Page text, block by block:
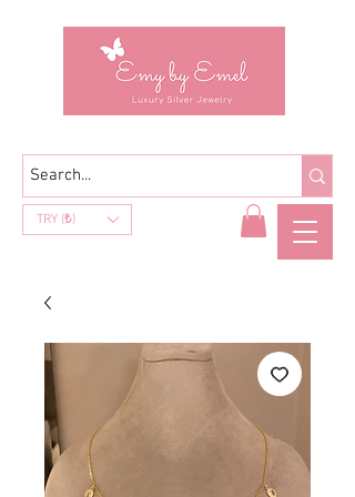
TRY (₺)